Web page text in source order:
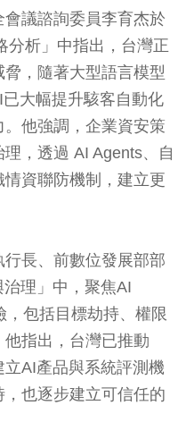
議諮詢委員李育杰於
分析」中指出，台灣正
，隨著大型語言模型
已大幅提升駭客自動化
他強調，企業資安策
，透過 AI Agents、自
資聯防機制，建立更
長、前數位發展部部
理」中，聚焦AI
包括目標劫持、權限
指出，台灣已推動
立AI產品與系統評測機
也逐步建立可信任的